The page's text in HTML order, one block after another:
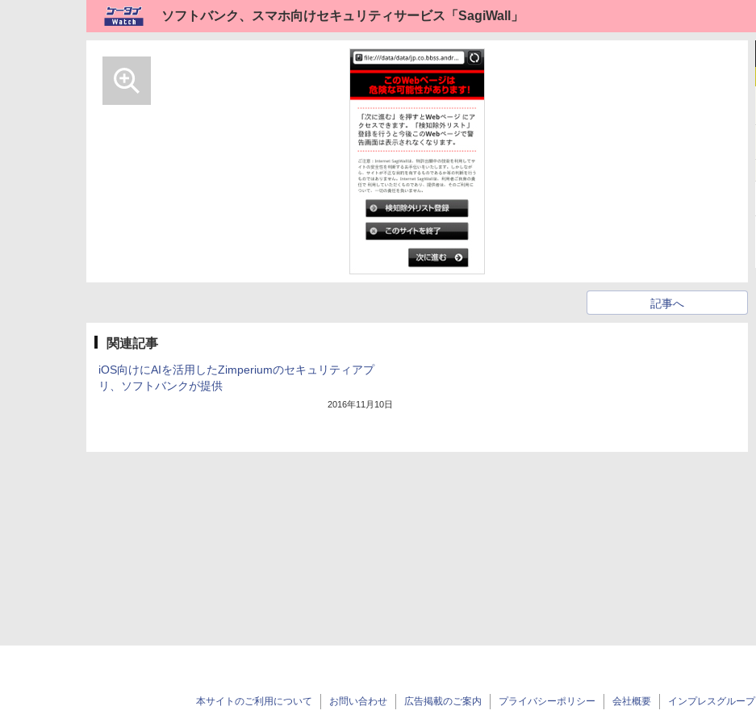
ソフトバンク、スマホ向けセキュリティサービス「SagiWall」
記事へ
関連記事
iOS向けにAIを活用したZimperiumのセキュリティアプ
リ、ソフトバンクが提供
2016年11月10日
本サイトのご利用について お問い合わせ 広告掲載のご案内 プライバシーポリシー 会社概要 インプレスグループ